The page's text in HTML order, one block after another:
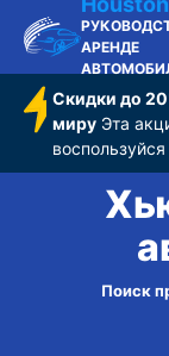
АРЕНДЕ
Скидки до
мируЭта
Поиск